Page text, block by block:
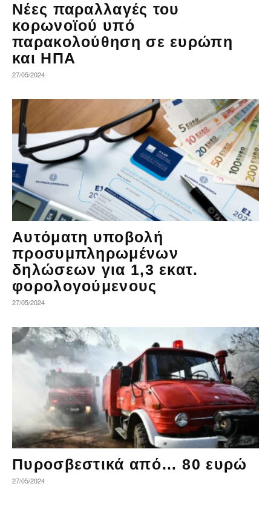
Νέες παραλλαγές του
κορωνοϊού υπό
παρακολούθηση σε ευρώπη
και ΗΠΑ
27/05/2024
Αυτόματη υποβολή
προσυμπληρωμένων
δηλώσεων για 1,3 εκατ.
φορολογούμενους
27/05/2024
Πυροσβεστικά από… 80 ευρώ
27/05/2024